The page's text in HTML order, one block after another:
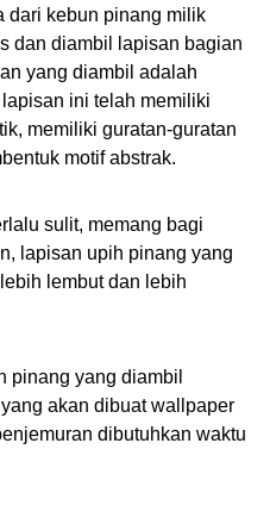
dari kebun pinang milik
dan diambil lapisan bagian
yang diambil adalah
ini telah memiliki
memiliki guratan-guratan
motif abstrak.
sulit, memang bagi
lapisan upih pinang yang
lembut dan lebih
pinang yang diambil
akan dibuat wallpaper
dibutuhkan waktu